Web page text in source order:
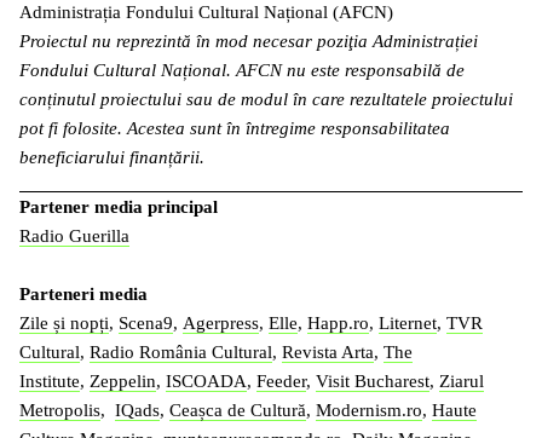
Administrația Fondului Cultural Național (AFCN)
Proiectul nu reprezintă în mod necesar poziţia Administrației
Fondului Cultural Național. AFCN nu este responsabilă de
conținutul proiectului sau de modul în care rezultatele proiectului
pot fi folosite. Acestea sunt în întregime responsabilitatea
beneficiarului finanțării.
Partener media principal
Radio Guerilla
Parteneri media
Zile și nopți, Scena9, Agerpress, Elle, Happ.ro, Liternet, TVR
Cultural, Radio România Cultural, Revista Arta, The
Institute, Zeppelin, ISCOADA, Feeder, Visit Bucharest, Ziarul
Metropolis, IQads, Ceașca de Cultură, Modernism.ro, Haute